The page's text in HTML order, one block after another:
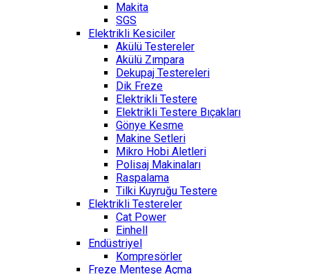
Makita
SGS
Elektrikli Kesiciler
Akülü Testereler
Akülü Zımpara
Dekupaj Testereleri
Dik Freze
Elektrikli Testere
Elektrikli Testere Bıçakları
Gönye Kesme
Makine Setleri
Mikro Hobi Aletleri
Polisaj Makinaları
Raspalama
Tilki Kuyruğu Testere
Elektrikli Testereler
Cat Power
Einhell
Endüstriyel
Kompresörler
Freze Menteşe Açma